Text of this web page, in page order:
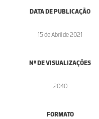
DATA DE PUBLICAÇÃO
15 de Abril de 2021
Nº DE VISUALIZAÇÕES
2040
FORMATO